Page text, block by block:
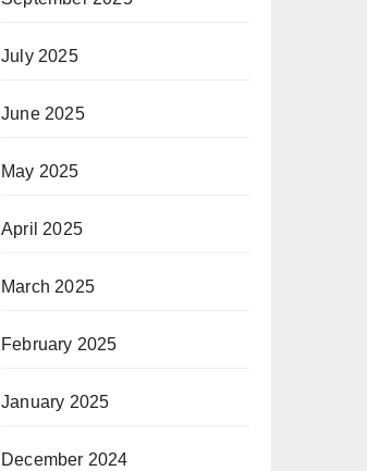
July 2025
June 2025
May 2025
April 2025
March 2025
February 2025
January 2025
December 2024